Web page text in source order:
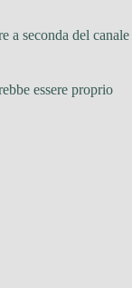
a seconda del canale
essere proprio